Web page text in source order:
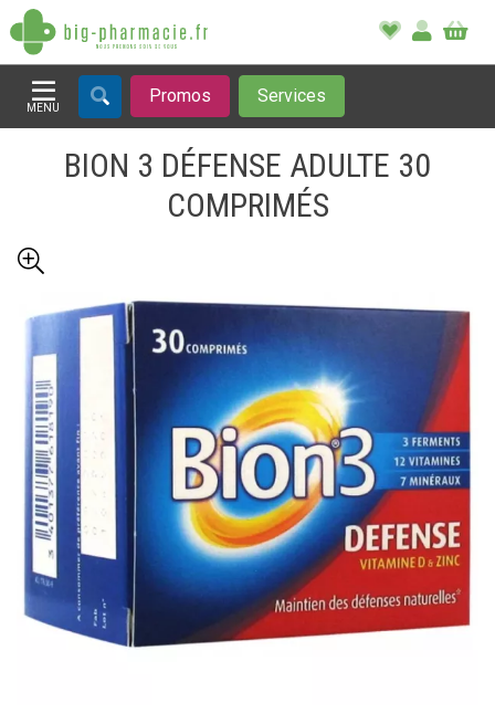
MENU
Afficher la navigation
Promos Services
BION 3 DÉFENSE ADULTE 30
COMPRIMÉS